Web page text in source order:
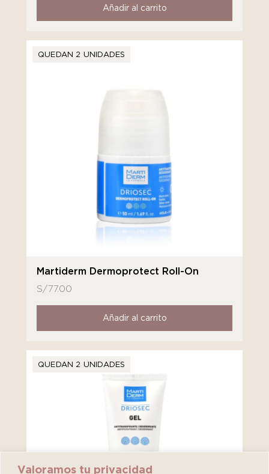
Valoramos tu privacidad
Añadir al carrito
QUEDAN 2 UNIDADES
Martiderm Dermoprotect Roll-On
S/77.00
Añadir al carrito
QUEDAN 2 UNIDADES